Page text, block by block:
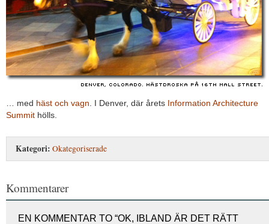
… med häst och vagn . I Denver, där årets Information Architecture
Summit hölls.
Kategori: Okategoriserade
Kommentarer
EN KOMMENTAR TO “OK, IBLAND ÄR DET RÄTT